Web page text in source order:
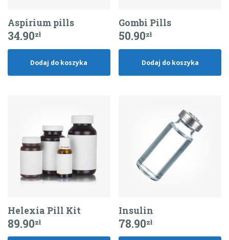
Aspirium pills
34.90zł
Dodaj do koszyka
Gombi Pills
50.90zł
Dodaj do koszyka
Helexia Pill Kit
89.90zł
Insulin
78.90zł